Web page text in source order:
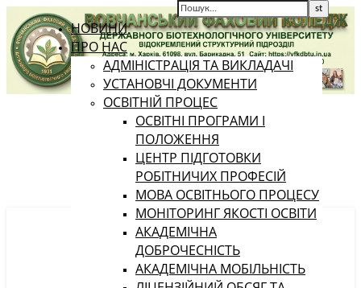
НОВИНИ
ПРО НАС
АДМІНІСТРАЦІЯ ТА ВИКЛАДАЧІ
УСТАНОВЧІ ДОКУМЕНТИ
ОСВІТНІЙ ПРОЦЕС
ОСВІТНІ ПРОГРАМИ І
ПОЛОЖЕННЯ
ЦЕНТР ПІДГОТОВКИ
РОБІТНИЧИХ ПРОФЕСІЙ
МОВА ОСВІТНЬОГО ПРОЦЕСУ
МОНІТОРИНГ ЯКОСТІ ОСВІТИ
АКАДЕМІЧНА
ДОБРОЧЕСНІСТЬ
АКАДЕМІЧНА МОБІЛЬНІСТЬ